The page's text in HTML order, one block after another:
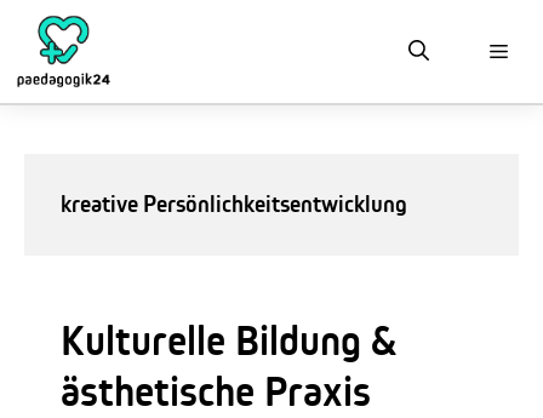
Inhalt
springen
kreative Persönlichkeitsentwicklung
Kulturelle Bildung &
ästhetische Praxis